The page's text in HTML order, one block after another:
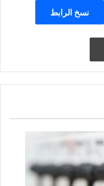
نسخ الرابط
مشاركة عبر البريد